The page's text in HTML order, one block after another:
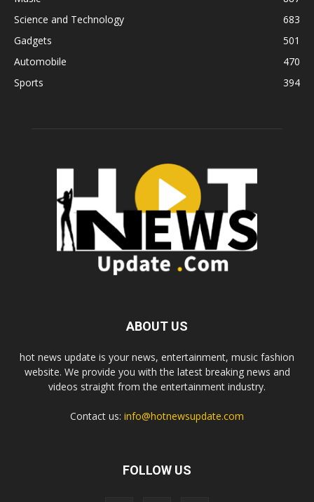
Science and Technology
683
Gadgets
501
Automobile
470
Sports
394
ABOUT US
hot news update is your news, entertainment, music fashion
website. We provide you with the latest breaking news and
videos straight from the entertainment industry.
Contact us: info@hotnewsupdate.com
FOLLOW US